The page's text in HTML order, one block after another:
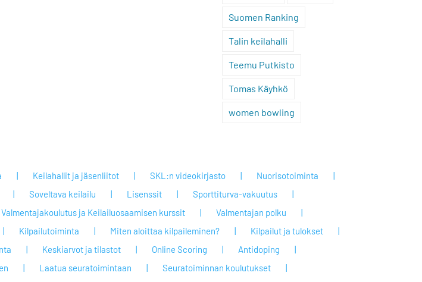
Suomen Ranking
Talin keilahalli
Teemu Putkisto
Tomas Käyhkö
women bowling
Keilahallit ja jäsenliitot SKL:n videokirjasto
Nuorisotoiminta
Soveltava keilailu Lisenssit
Sporttiturva-vakuutus
Valmentajakoulutus ja Keilailuosaamisen kurssit
Valmentajan polku
Kilpailutoiminta Miten aloittaa kilpaileminen?
Kilpailut ja tulokset
Keskiarvot ja tilastot Online Scoring
Antidoping
Laatua seuratoimintaan
Seuratoiminnan koulutukset